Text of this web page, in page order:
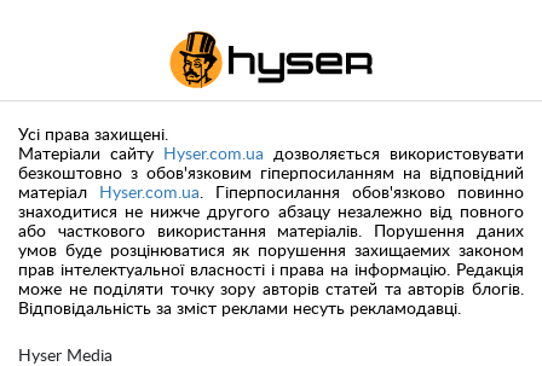
Hyser Media
Усі права захищені.
Матеріали сайту
Hyser.com.ua дозволяється використовувати
безкоштовно з обов'язковим гіперпосиланням на відповідний
матеріал
Hyser.com.ua. Гіперпосилання обов'язково повинно
знаходитися не нижче другого абзацу незалежно від повного
або часткового використання матеріалів. Порушення даних
умов буде розцінюватися як порушення захищаемих законом
прав інтелектуальної власності і права на інформацію. Редакція
може не поділяти точку зору авторів статей та авторів блогів.
Відповідальність за зміст реклами несуть рекламодавці.